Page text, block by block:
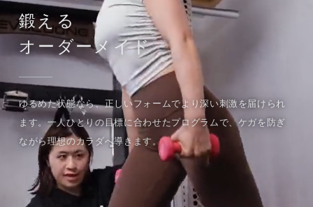
鍛える
オーダーメイド
ゆるめた状態なら、正しいフォームでより深い刺激を届けられ
ます。一人ひとりの目標に合わせたプログラムで、ケガを防ぎ
ながら理想のカラダへ導きます。